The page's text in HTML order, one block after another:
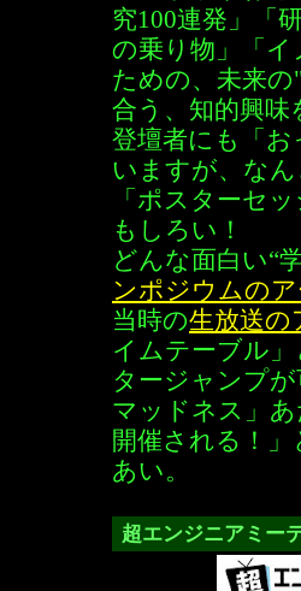
究100連発」「
の乗り物」「
ための、未来
合う、知的興
登壇者にも「
いますが、な
「ポスターセ
もしろい！
どんな面白い“
ンポジウムの
当時の生放送の
イムテーブル
タージャンプ
マッドネス」
開催される！
あい。
超エンジニアミー